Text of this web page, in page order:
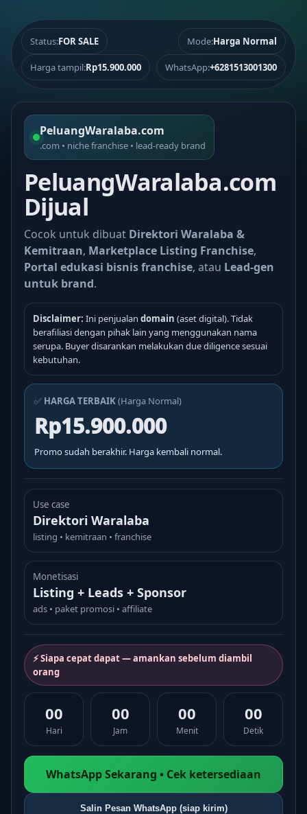
Status:FOR SALE Mode:Harga Normal
Harga tampil:Rp15.900.000 WhatsApp:+6281513001300
PeluangWaralaba.com
.com • niche franchise • lead-ready brand
PeluangWaralaba.com
Dijual
Cocok untuk dibuat Direktori Waralaba &
Kemitraan, Marketplace Listing Franchise,
Portal edukasi bisnis franchise, atau Lead-gen
untuk brand.
Disclaimer: Ini penjualan domain (aset digital). Tidak
berafiliasi dengan pihak lain yang menggunakan nama
serupa. Buyer disarankan melakukan due diligence sesuai
kebutuhan.
✅ HARGA TERBAIK(Harga Normal)
Rp15.900.000
Promo sudah berakhir. Harga kembali normal.
Use case
Direktori Waralaba
listing • kemitraan • franchise
Monetisasi
Listing + Leads + Sponsor
ads • paket promosi • affiliate
⚡ Siapa cepat dapat — amankan sebelum diambil
orang
00
Hari
00
Jam
00
Menit
00
Detik
WhatsApp Sekarang • Cek ketersediaan
Salin Pesan WhatsApp (siap kirim)